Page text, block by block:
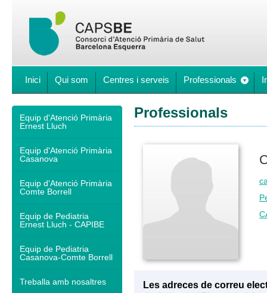
Inici Qui som Centres i serveis Professionals
Equip d'Atenció Primària
Ernest Lluch
Equip d'Atenció Primària
Casanova
Equip d'Atenció Primària
Comte Borrell
Equip de Pediatria
Ernest Lluch - CAPIBE
Equip de Pediatria
Casanova-Comte Borrell
Treballa amb nosaltres
Professionals
Les adreces de correu